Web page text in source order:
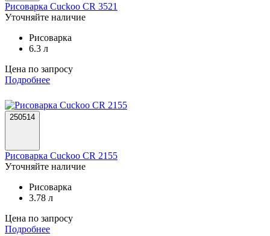
Рисоварка Cuckoo CR 3521
Уточняйте наличие
Рисоварка
6.3 л
Цена по запросу
Подробнее
250514
Рисоварка Cuckoo CR 2155
Уточняйте наличие
Рисоварка
3.78 л
Цена по запросу
Подробнее